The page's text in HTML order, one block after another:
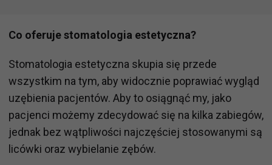
Co oferuje stomatologia estetyczna?
Stomatologia estetyczna skupia się przede
wszystkim na tym, aby widocznie poprawiać wygląd
uzębienia pacjentów. Aby to osiągnąć my, jako
pacjenci możemy zdecydować się na kilka zabiegów,
jednak bez wątpliwości najczęściej stosowanymi są
licówki oraz wybielanie zębów.